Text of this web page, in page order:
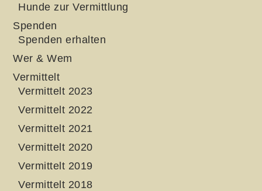
Hunde zur Vermittlung
Spenden
Spenden erhalten
Wer & Wem
Vermittelt
Vermittelt 2023
Vermittelt 2022
Vermittelt 2021
Vermittelt 2020
Vermittelt 2019
Vermittelt 2018